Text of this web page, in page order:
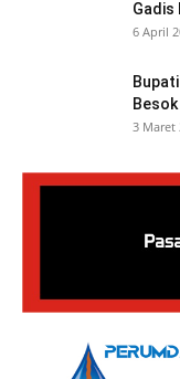
Gadis
6 April
Besok
3 Maret